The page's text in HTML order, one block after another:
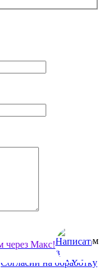
на обработку моих
Федеральным законом
данных», на
Согласии на обработку
через Макс!